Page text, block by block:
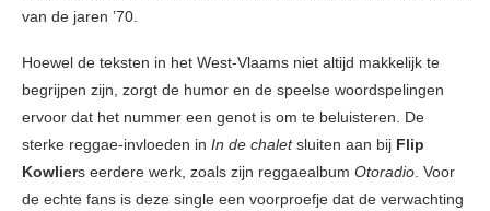
van de jaren ’70.
Hoewel de teksten in het West-Vlaams niet altijd makkelijk te
begrijpen zijn, zorgt de humor en de speelse woordspelingen
ervoor dat het nummer een genot is om te beluisteren. De
sterke reggae-invloeden in In de chaletsluiten aan bij Flip
Kowliers eerdere werk, zoals zijn reggaealbum Otoradio. Voor
de echte fans is deze single een voorproefje dat de verwachting